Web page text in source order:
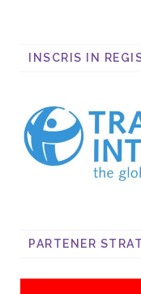
INSCRIS IN
PARTENER